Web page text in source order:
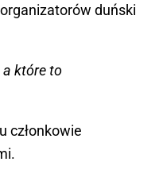
duński
a które to
członkowie